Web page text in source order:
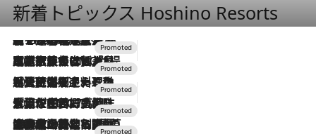
新着トピックス Hoshino Resorts
2026.8.7
【トンボの足水浴】ヒノキの香りに包まれて涼感マックス！約13℃の湧水かけ流しを避暑地「星野温泉 トンボの湯」で体験
2026.7.31
【ホテル帰省】という選択肢をOMOが提案。家族とほどよい距離を保つには「昼は実家、夜は気兼ねなくホテルで！」
2026.7.24
【夏限定ディナーコース】旬を迎える稚鮎や花ズッキーニなどをイタリア・トスカーナの郷土料理の手法で満喫！
2026.7.17
「土佐和ハーブかき氷」がOMO7高知に登場！生姜、山椒、大葉など目にも舌にも涼を呼ぶ郷土の味
2026.7.10
NEW OPEN！【界 草津】名湯の地に誕生。趣の異なる2種の温泉と上州ならではの会席・蕎麦割烹など美食を味わう究極の癒やし旅